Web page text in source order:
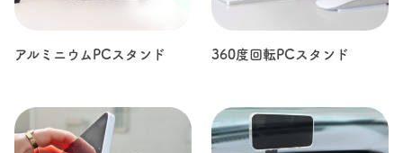
アルミニウムPCスタンド 360度回転PCスタンド